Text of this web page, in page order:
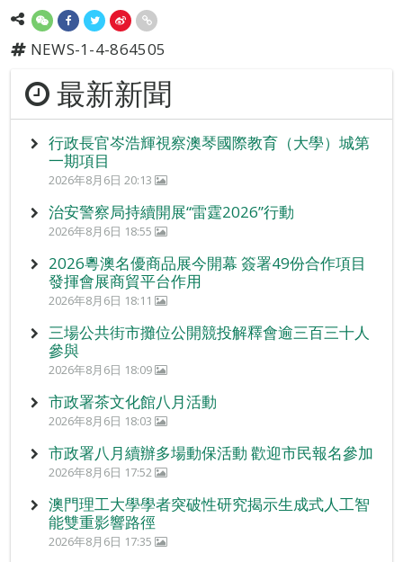
NEWS-1-4-864505
最新新聞
行政長官岑浩輝視察澳琴國際教育（大學）城第
一期項目
2026年8月6日 20:13
治安警察局持續開展“雷霆2026”行動
2026年8月6日 18:55
2026粵澳名優商品展今開幕 簽署49份合作項目
發揮會展商貿平台作用
2026年8月6日 18:11
三場公共街市攤位公開競投解釋會逾三百三十人
參與
2026年8月6日 18:09
市政署茶文化館八月活動
2026年8月6日 18:03
市政署八月續辦多場動保活動 歡迎市民報名參加
2026年8月6日 17:52
澳門理工大學學者突破性研究揭示生成式人工智
能雙重影響路徑
2026年8月6日 17:35